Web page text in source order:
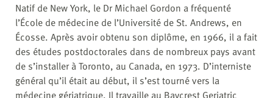
Natif de New York, le Dr Michael Gordon a fréquenté
l’École de médecine de l’Université de St. Andrews, en
Écosse. Après avoir obtenu son diplôme, en 1966, il a fait
des études postdoctorales dans de nombreux pays avant
de s’installer à Toronto, au Canada, en 1973. D’interniste
général qu’il était au début, il s’est tourné vers la
médecine gériatrique. Il travaille au Baycrest Geriatric